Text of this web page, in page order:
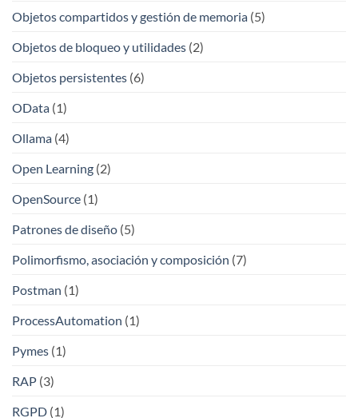
Objetos compartidos y gestión de memoria (5)
Objetos de bloqueo y utilidades (2)
Objetos persistentes (6)
OData (1)
Ollama (4)
Open Learning (2)
OpenSource (1)
Patrones de diseño (5)
Polimorfismo, asociación y composición (7)
Postman (1)
ProcessAutomation (1)
Pymes (1)
RAP (3)
RGPD (1)